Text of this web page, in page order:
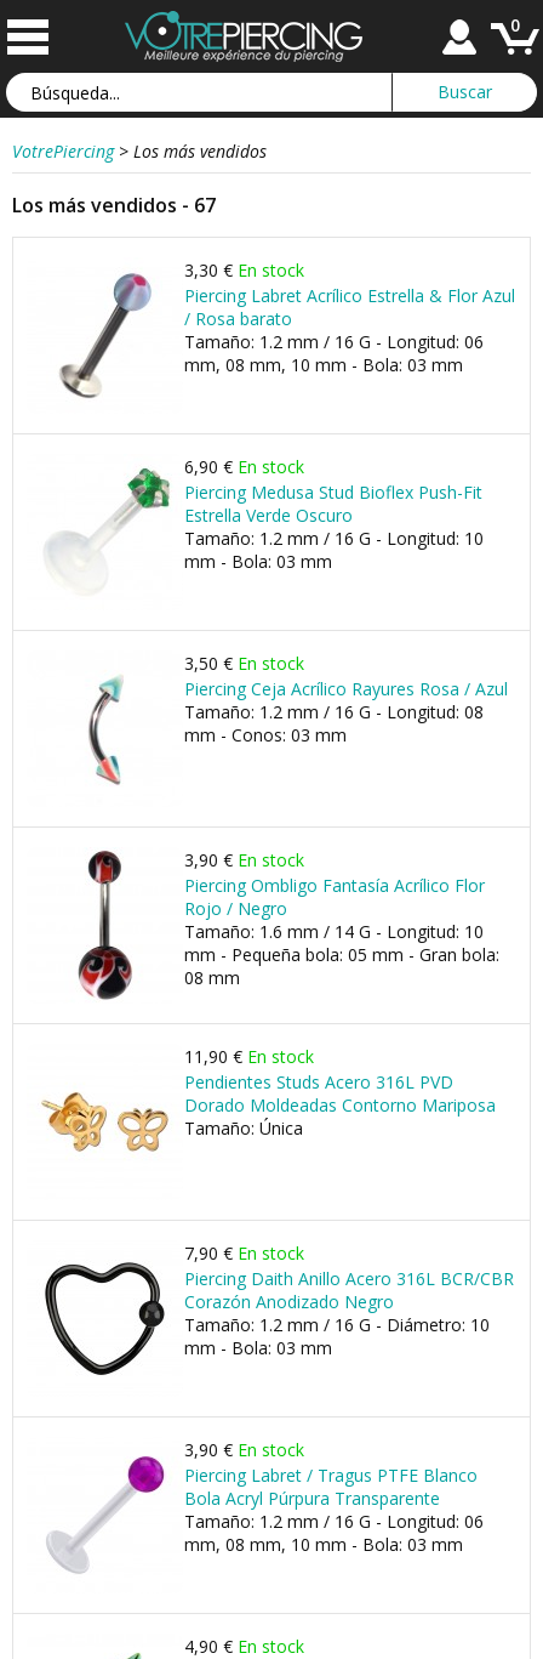
0
VotrePiercing > Los más vendidos
Los más vendidos - 67
3,30 € En stock
Piercing Labret Acrílico Estrella & Flor Azul
/ Rosa barato
Tamaño: 1.2 mm / 16 G - Longitud: 06
mm, 08 mm, 10 mm - Bola: 03 mm
6,90 € En stock
Piercing Medusa Stud Bioflex Push-Fit
Estrella Verde Oscuro
Tamaño: 1.2 mm / 16 G - Longitud: 10
mm - Bola: 03 mm
3,50 € En stock
Piercing Ceja Acrílico Rayures Rosa / Azul
Tamaño: 1.2 mm / 16 G - Longitud: 08
mm - Conos: 03 mm
3,90 € En stock
Piercing Ombligo Fantasía Acrílico Flor
Rojo / Negro
Tamaño: 1.6 mm / 14 G - Longitud: 10
mm - Pequeña bola: 05 mm - Gran bola:
08 mm
11,90 € En stock
Pendientes Studs Acero 316L PVD
Dorado Moldeadas Contorno Mariposa
Tamaño: Única
7,90 € En stock
Piercing Daith Anillo Acero 316L BCR/CBR
Corazón Anodizado Negro
Tamaño: 1.2 mm / 16 G - Diámetro: 10
mm - Bola: 03 mm
3,90 € En stock
Piercing Labret / Tragus PTFE Blanco
Bola Acryl Púrpura Transparente
Tamaño: 1.2 mm / 16 G - Longitud: 06
mm, 08 mm, 10 mm - Bola: 03 mm
4,90 € En stock